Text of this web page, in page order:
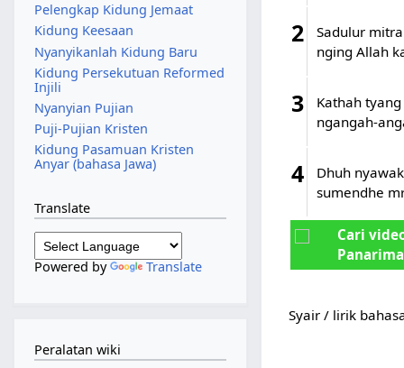
2
Sadulur
nging Allah
3
Kathah
ngangah-
4
Dhuh
sumendhe
Cari
Panarima
Syair / lirik
Pelengkap Kidung Jemaat
Kidung Keesaan
Nyanyikanlah Kidung Baru
Kidung Persekutuan Reformed
Injili
Nyanyian Pujian
Puji-Pujian Kristen
Kidung Pasamuan Kristen
Anyar (bahasa Jawa)
Translate
Powered by Translate
Peralatan wiki